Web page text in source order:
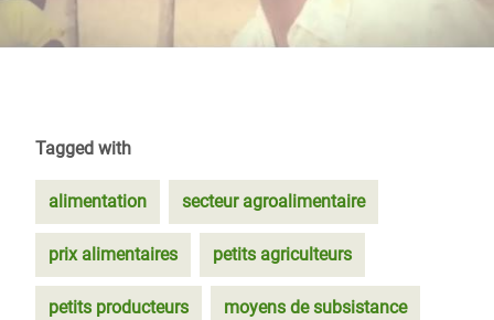
Tagged with
alimentation secteur agroalimentaire
prix alimentaires petits agriculteurs
petits producteurs moyens de subsistance